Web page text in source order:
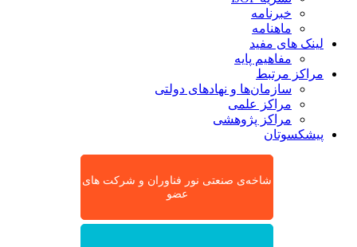
خبرنامه
ماهنامه
لینک های مفید
مفاهیم پایه
مراکز مرتبط
سازمان‌ها و نهادهای دولتی
مراکز علمی
مراکز پژوهشی
پیشکسوتان
شاخه‌ی صنعتی نور فناوران و شرکت های
عضو